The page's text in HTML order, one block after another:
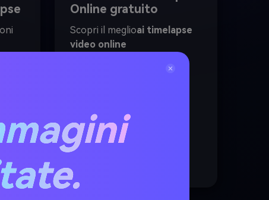
per
Online gratuito
Scopri il meglioai timelapse
video online
richiesta l'installazione del
bunker timelapse ai
video Senza filigrana.